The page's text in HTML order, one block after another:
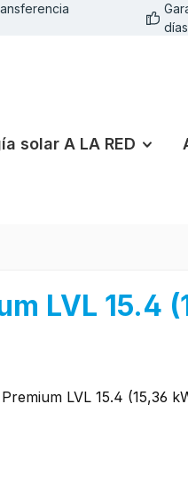
días
solar A LA RED
LVL 15.4